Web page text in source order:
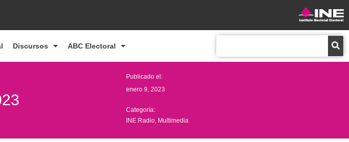
Discursos ABC Electoral
Publicado el:
enero 9, 2023
Categoría:
INE Radio Multimedia